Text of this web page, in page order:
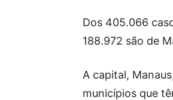
Dos 405.066
188.972 são de
A capital,
municípios que